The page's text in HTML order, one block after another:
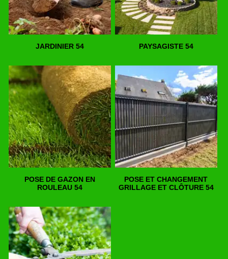
JARDINIER 54 PAYSAGISTE 54
POSE DE GAZON EN
ROULEAU 54
POSE ET CHANGEMENT
GRILLAGE ET CLÔTURE 54